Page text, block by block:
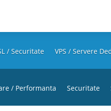
/ Securitate VPS / Servere
/ Performanta Securitate